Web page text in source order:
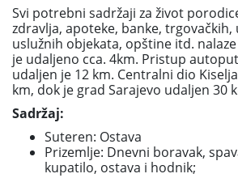
Svi potrebni sadržaji za život
zdravlja, apoteke, banke,
uslužnih objekata, opštine itd.
je udaljeno cca. 4km. Pristup
udaljen je 12 km. Centralni dio
km, dok je grad Sarajevo udaljen 30
Sadržaj:
Suteren: Ostava
Prizemlje: Dnevni boravak,
kupatilo, ostava i hodnik;